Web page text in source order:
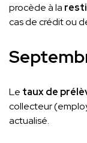
procède à la
cas de crédit ou
Le taux de
collecteur
actualisé.